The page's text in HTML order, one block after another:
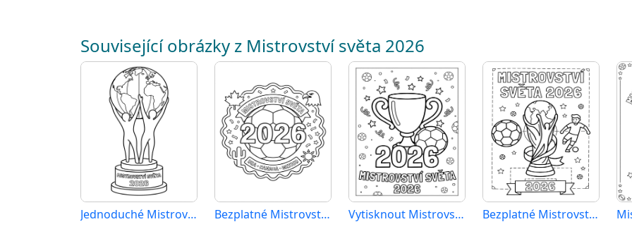
Související obrázky z Mistrovství světa 2026
Jednoduché Mistrovství světa 2026 Bezplatné Mistrovství světa 2026 k vytištění Vytisknout Mistrovství světa 2026 Bezplatné Mistrovství světa 2026